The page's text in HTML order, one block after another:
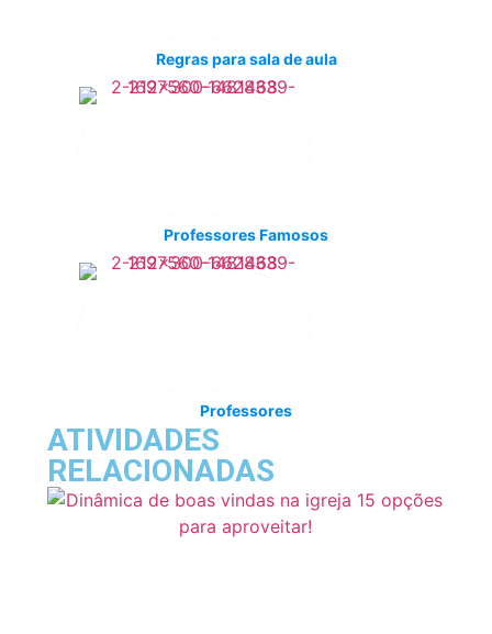
Regras para sala de aula
Professores Famosos
Professores
ATIVIDADES
RELACIONADAS